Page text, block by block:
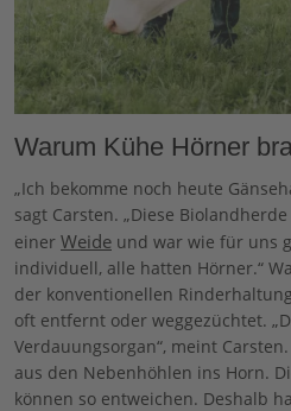
Warum Kühe Hörner
„Ich bekomme noch heute
sagt Carsten. „Diese
einer Weide und war wie für uns
individuell, alle hatten Hörner.“
der konventionellen
oft entfernt oder weggezüchtet.
Verdauungsorgan“, meint
aus den Nebenhöhlen ins Horn.
können so entweichen. Deshalb